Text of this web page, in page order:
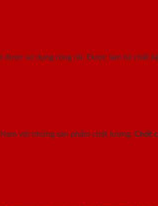
được sử dụng rộng rãi. Được làm từ chất
với những sản phẩm chất lượng. Chốt